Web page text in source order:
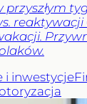
reaktywacji
i inwestycje